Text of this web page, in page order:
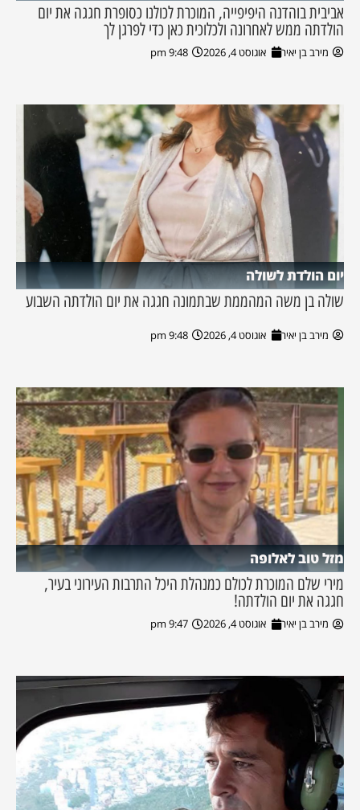
אביבית בוהדנה היפיפייה, המוכרת לכולנו כסופרת חגגה את יום
הולדתה ממש לאחרונה ולכלוכית כאן כדי לפרגן לך
מירב בן יאיר אוגוסט 4, 2026 9:48 pm
יום הולדת לשולה
שולה בן משה המהממת שבתמונה חגגה את יום הולדתה השבוע
מירב בן יאיר אוגוסט 4, 2026 9:48 pm
מזל טוב לאלופה
מירי שלם המוכרת לכולם כמנהלת היכל התרבות העירוני בעיר,
חגגה את יום הולדתה!
מירב בן יאיר אוגוסט 4, 2026 9:47 pm